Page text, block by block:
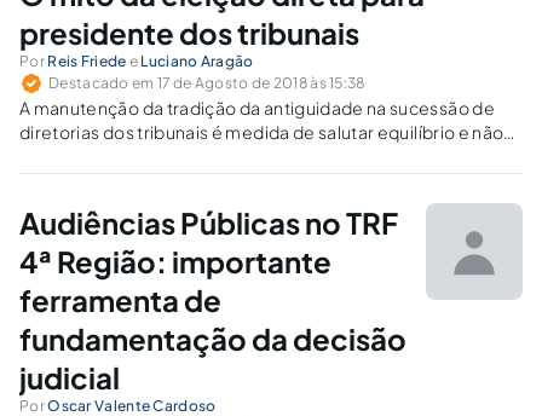
presidente dos tribunais
Por Reis Friede e Luciano Aragão
Destacado em 17 de Agosto de 2018 às 15:38
A manutenção da tradição da antiguidade na sucessão de
diretorias dos tribunais é medida de salutar equilíbrio e não-
Audiências Públicas no TRF
4ª Região: importante
ferramenta de
fundamentação da decisão
judicial
PorOscar Valente Cardoso